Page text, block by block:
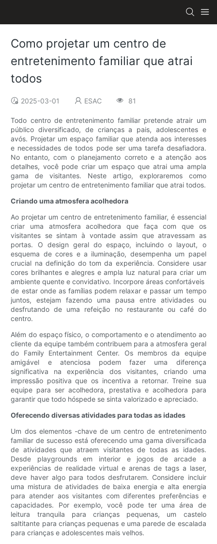
Como projetar um centro de
entretenimento familiar que atrai
todos
2025-03-01 ESAC 81
Todo centro de entretenimento familiar pretende atrair um
público diversificado, de crianças a pais, adolescentes e
avós. Projetar um espaço familiar que atenda aos interesses
e necessidades de todos pode ser uma tarefa desafiadora.
No entanto, com o planejamento correto e a atenção aos
detalhes, você pode criar um espaço que atrai uma ampla
gama de visitantes. Neste artigo, exploraremos como
projetar um centro de entretenimento familiar que atrai todos.
Criando uma atmosfera acolhedora
Ao projetar um centro de entretenimento familiar, é essencial
criar uma atmosfera acolhedora que faça com que os
visitantes se sintam à vontade assim que atravessam as
portas. O design geral do espaço, incluindo o layout, o
esquema de cores e a iluminação, desempenha um papel
crucial na definição do tom da experiência. Considere usar
cores brilhantes e alegres e ampla luz natural para criar um
ambiente quente e convidativo. Incorpore áreas confortáveis ​​
de estar onde as famílias podem relaxar e passar um tempo
juntos, estejam fazendo uma pausa entre atividades ou
desfrutando de uma refeição no restaurante ou café do
centro.
Além do espaço físico, o comportamento e o atendimento ao
cliente da equipe também contribuem para a atmosfera geral
do Family Entertainment Center. Os membros da equipe
amigável e atenciosa podem fazer uma diferença
significativa na experiência dos visitantes, criando uma
impressão positiva que os incentiva a retornar. Treine sua
equipe para ser acolhedora, prestativa e acolhedora para
garantir que todo hóspede se sinta valorizado e apreciado.
Oferecendo diversas atividades para todas as idades
Um dos elementos -chave de um centro de entretenimento
familiar de sucesso está oferecendo uma gama diversificada
de atividades que atraem visitantes de todas as idades.
Desde playgrounds em interior e jogos de arcade a
experiências de realidade virtual e arenas de tags a laser,
deve haver algo para todos desfrutarem. Considere incluir
uma mistura de atividades de baixa energia e alta energia
para atender aos visitantes com diferentes preferências e
capacidades. Por exemplo, você pode ter uma área de
leitura tranquila para crianças pequenas, um castelo
saltitante para crianças pequenas e uma parede de escalada
para crianças e adolescentes mais velhos.